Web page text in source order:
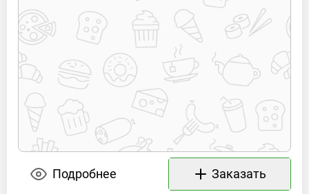
Подробнее Заказать